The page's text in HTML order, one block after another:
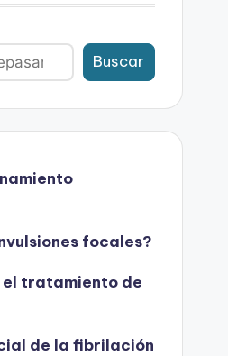
Buscar
focales?
el tratamiento de
de la fibrilación